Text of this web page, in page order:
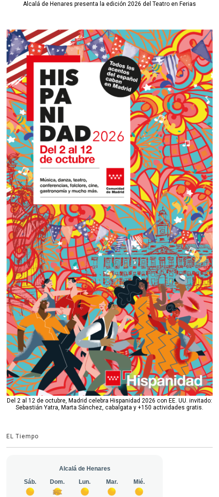
Alcalá de Henares presenta la edición 2026 del Teatro en Ferias
Del 2 al 12 de octubre, Madrid celebra Hispanidad 2026 con EE. UU. invitado:
Sebastián Yatra, Marta Sánchez, cabalgata y +150 actividades gratis.
EL Tiempo